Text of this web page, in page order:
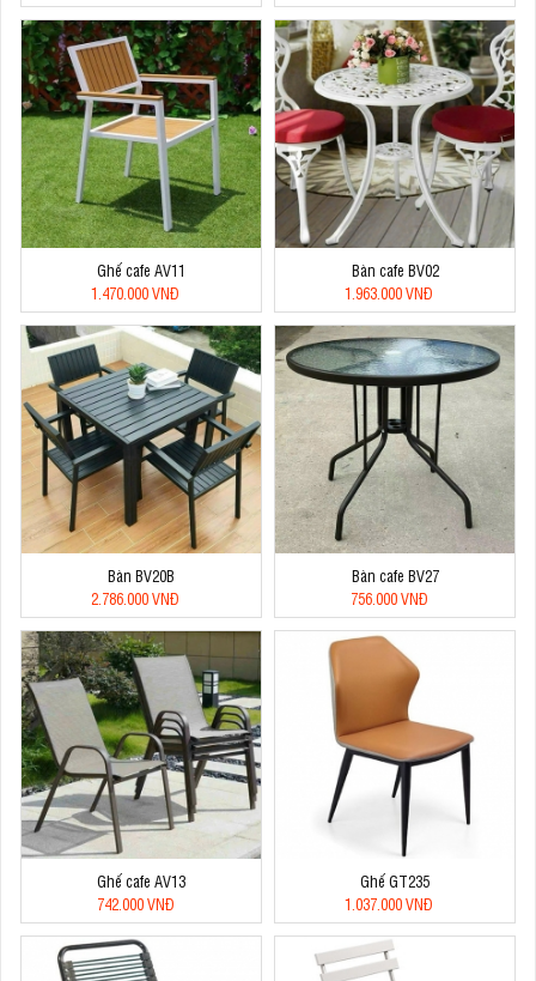
Ghế cafe AV11
1.470.000 VNĐ
Bàn cafe BV02
1.963.000 VNĐ
Bàn BV20B
2.786.000 VNĐ
Bàn cafe BV27
756.000 VNĐ
Ghế cafe AV13
742.000 VNĐ
Ghế GT235
1.037.000 VNĐ